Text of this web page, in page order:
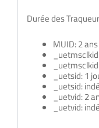
Durée des
MUID: 2 ans
_uetsid: 1
_uetsid:
_uetvid: 2
_uetvid: